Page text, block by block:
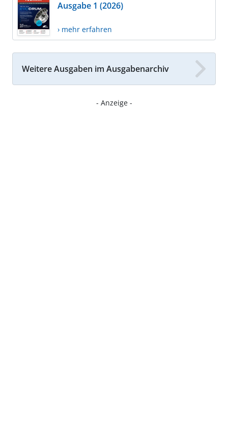
Ausgabe 1 (2026)
› mehr erfahren
Weitere Ausgaben im Ausgabenarchiv
- Anzeige -